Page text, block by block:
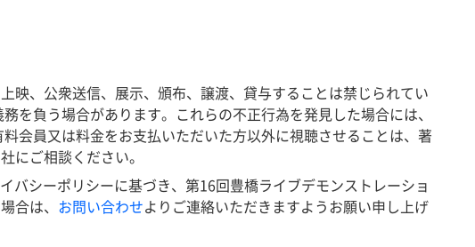
映、公衆送信、展示、頒布、譲渡、貸与することは禁じられてい
を負う場合があります。これらの不正行為を発見した場合には、
会員又は料金をお支払いただいた方以外に視聴させることは、著
にご相談ください。
バシーポリシーに基づき、第16回豊橋ライブデモンストレーショ
合は、 お問い合わせよりご連絡いただきますようお願い申し上げ